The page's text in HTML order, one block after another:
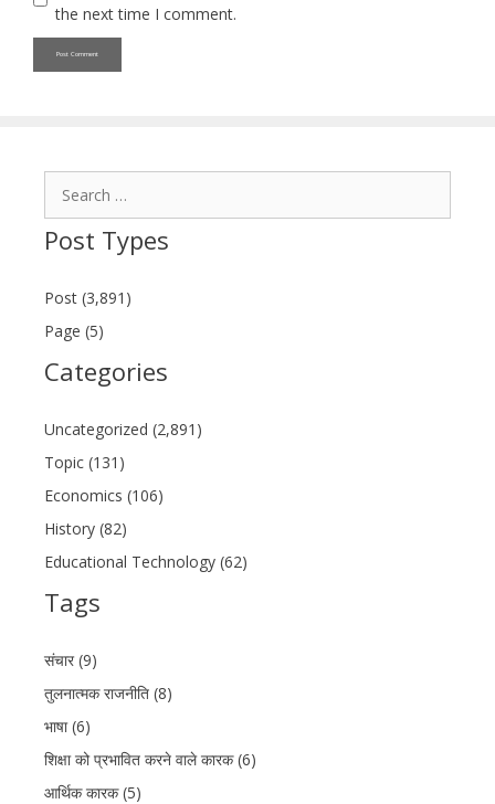
the next time I comment.
Post Types
Post (3,891)
Page (5)
Categories
Uncategorized (2,891)
Topic (131)
Economics (106)
History (82)
Educational Technology (62)
Tags
संचार (9)
तुलनात्मक राजनीति (8)
भाषा (6)
शिक्षा को प्रभावित करने वाले कारक (6)
आर्थिक कारक (5)